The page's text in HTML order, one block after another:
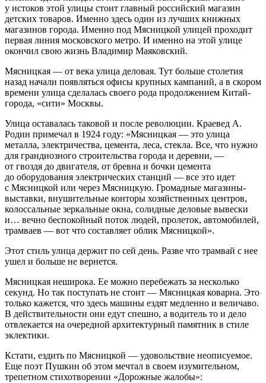
у истоков этой улицы стоит главный российский магазин
детских товаров. Именно здесь один из лучших книжных
магазинов города. Именно под Мясницкой улицей проходит
первая линия московского метро. И именно на этой улице
окончил свою жизнь Владимир Маяковский.
Мясницкая — от века улица деловая. Тут больше столетия
назад начали появляться офисы крупных кампаний, а в скором
времени улица сделалась своего рода продолжением Китай-
города, «сити» Москвы.
Улица оставалась таковой и после революции. Краевед А.
Родин примечал в 1924 году: «Мясницкая — это улица
металла, электричества, цемента, леса, стекла. Все, что нужно
для грандиозного строительства города и деревни, —
от гвоздя до двигателя, от бревна и бочки цемента
до оборудования электрических станций — все это идет
с Мясницкой или через Мясницкую. Громадные магазины-
выставки, внушительные конторы хозяйственных центров,
колоссальные зеркальные окна, солидные деловые вывески
и… вечно беспокойный поток людей, пролеток, автомобилей,
трамваев — вот что составляет облик Мясницкой».
Этот стиль улица держит по сей день. Разве что трамвай с нее
ушел и больше не вернется.
Мясницкая неширока. Ее можно перебежать за несколько
секунд. Но так поступать не стоит — Мясницкая коварна. Это
только кажется, что здесь машины ездят медленно и величаво.
В действительности они едут спешно, а водитель то и дело
отвлекается на очередной архитектурный памятник в стиле
эклектики.
Кстати, ездить по Мясницкой — удовольствие неописуемое.
Еще поэт Пушкин об этом мечтал в своем изумительном,
трепетном стихотворении «Дорожные жалобы»: